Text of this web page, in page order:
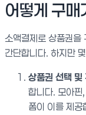
어떻게 구
소액결제로 상품권을
간단합니다. 하지만
상품권 선택 및
합니다. 모아핀
폼이 이를 제공